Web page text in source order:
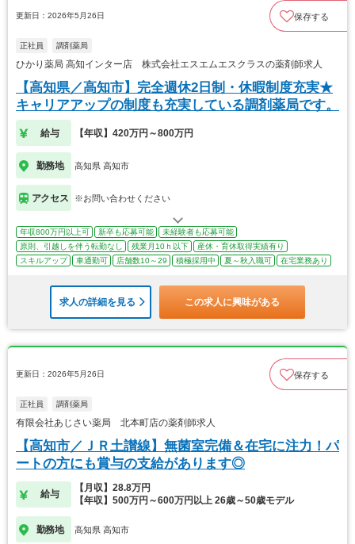
更新日：2026年5月26日 保存する
正社員 調剤薬局
ひかり薬局 高知インター店 株式会社エスエムエスクラスの薬剤師求人
【高知県／高知市】完全週休2日制・休暇制度充実★
キャリアアップの制度も充実している調剤薬局です。
給与 【年収】420万円～800万円
勤務地 高知県 高知市
アクセス ※お問い合わせください
年収800万円以上可 新卒も応募可能
未経験者も応募可能
原則、引越しを伴う転勤なし
残業月10ｈ以下
産休・育休取得実績有り
スキルアップ
車通勤可 店舗数10～29 積極採用中 夏～秋入職可 在宅業務あり
求人の詳細を見る この求人に興味がある
更新日：2026年5月26日 保存する
正社員 調剤薬局
有限会社あじさい薬局 北本町店の薬剤師求人
【高知市／ＪＲ土讃線】無菌室完備＆在宅に注力！パ
ートの方にも賞与の支給があります◎
給与
【月収】28.8万円
【年収】500万円～600万円以上 26歳～50歳モデル
勤務地 高知県 高知市